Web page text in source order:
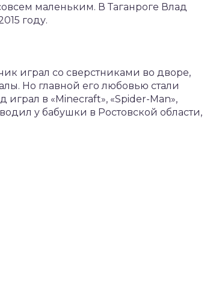
маленьким. В Таганроге Влад
году.
играл со сверстниками во дворе,
Но главной его любовью стали
в «Minecraft», «Spider-Man»,
у бабушки в Ростовской области,